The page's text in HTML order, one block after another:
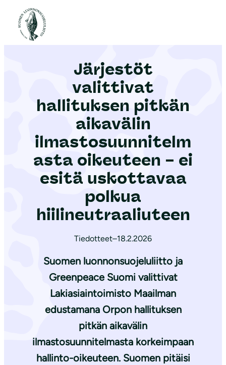
Etusivu
Järjestöt
valittivat
hallituksen pitkän
aikavälin
ilmastosuunnitelm
asta oikeuteen – ei
esitä uskottavaa
polkua
hiilineutraaliuteen
Tiedotteet–18.2.2026
Suomen luonnonsuojeluliitto ja
Greenpeace Suomi valittivat
Lakiasiaintoimisto Maailman
edustamana Orpon hallituksen
pitkän aikavälin
ilmastosuunnitelmasta korkeimpaan
hallinto-oikeuteen. Suomen pitäisi